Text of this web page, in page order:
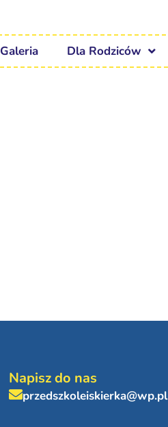
Galeria Dla Rodziców
Napisz do nas
przedszkoleiskierka@wp.pl